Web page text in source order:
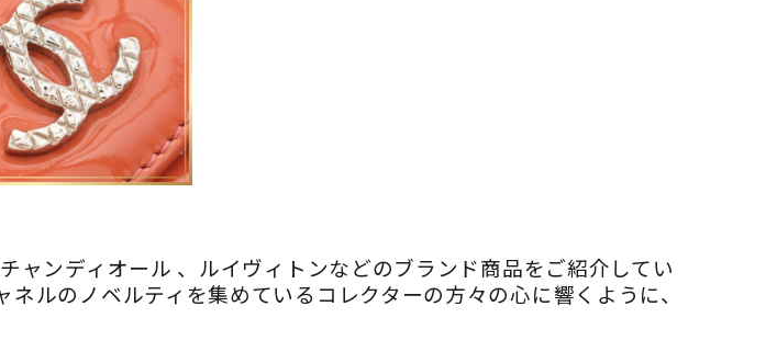
ンディオール 、ルイヴィトンなどのブランド商品をご紹介してい
ルのノベルティを集めているコレクターの方々の心に響くように、